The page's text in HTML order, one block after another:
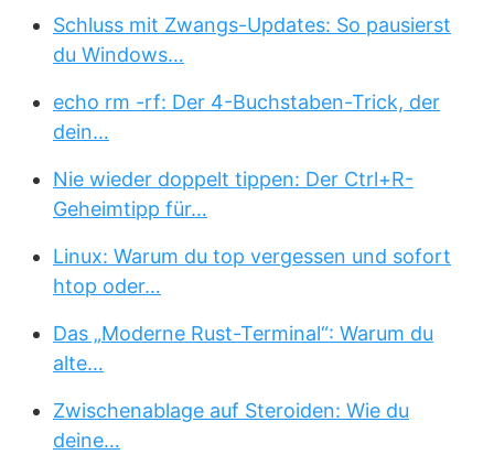
Schluss mit Zwangs-Updates: So pausierst
du Windows…
echo rm -rf: Der 4-Buchstaben-Trick, der
dein…
Nie wieder doppelt tippen: Der Ctrl+R-
Geheimtipp für…
Linux: Warum du top vergessen und sofort
htop oder…
Das „Moderne Rust-Terminal“: Warum du
alte…
Zwischenablage auf Steroiden: Wie du
deine…